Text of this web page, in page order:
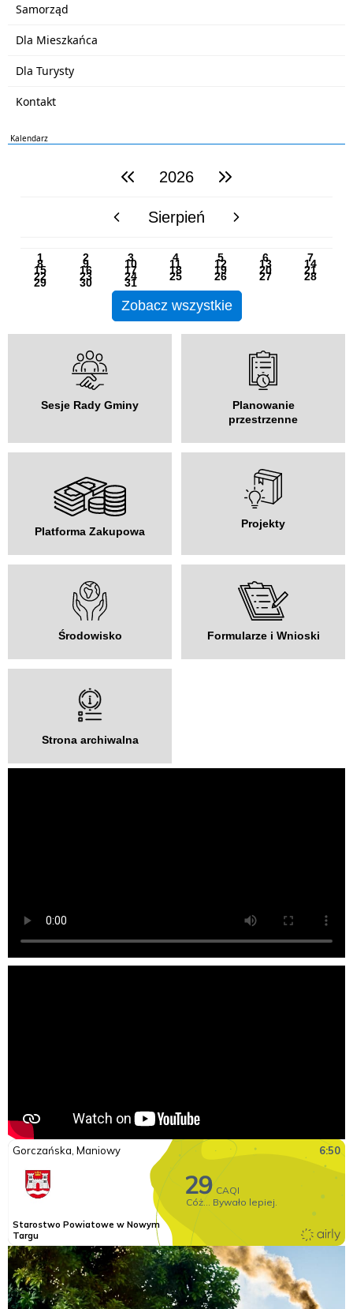
Samorząd
Dla Mieszkańca
Dla Turysty
Kontakt
Kalendarz
poprzedni rok2026 następny rok
poprzedni miesiącSierpień następny miesiąc
1 2 3 4 5 6 7
8 9 10 11 12 13 14
15 16 17 18 19 20 21
22 23 24 25 26 27 28
29 30 31
Zobacz wszystkie
Sesje Rady Gminy
Planowanie
przestrzenne
Platforma Zakupowa
Projekty
Środowisko Formularze i Wnioski
Strona archiwalna